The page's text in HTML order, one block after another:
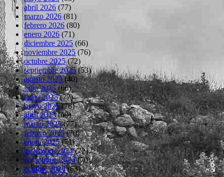
abril 2026 (77)
marzo 2026 (81)
febrero 2026 (80)
enero 2026 (71)
diciembre 2025 (66)
noviembre 2025 (76)
octubre 2025(72)
septiembre 2025(53)
agosto 2025(40)
julio 2025(66)
junio 2025(77)
mayo 2025(78)
abril 2025(69)
marzo 2025(77)
febrero 2025(70)
enero 2025(71)
diciembre 2024(72)
noviembre 2024(70)
octubre 2024(63)